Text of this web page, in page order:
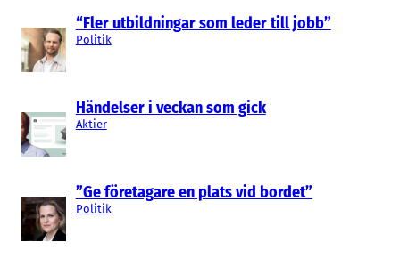
“Fler utbildningar som leder till jobb”
Politik
Händelser i veckan som gick
Aktier
”Ge företagare en plats vid bordet”
Politik